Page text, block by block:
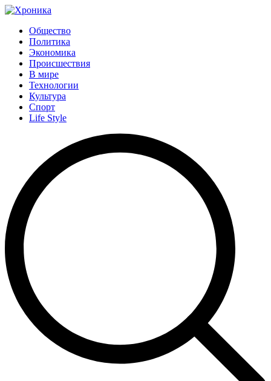
Общество
Политика
Экономика
Происшествия
В мире
Технологии
Культура
Спорт
Life Style